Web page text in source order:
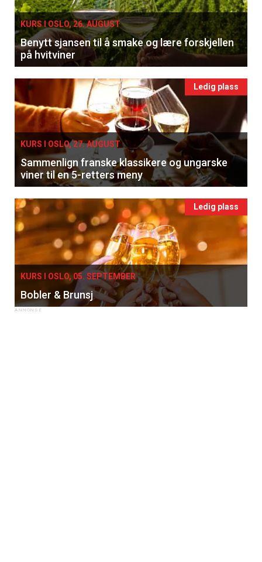
KURS I OSLO, 26. AUGUST
Benytt sjansen til å smake og lære forskjellen
på hvitviner
Ledig plass
KURS I OSLO, 27. AUGUST
Sammenlign franske klassikere og ungarske
viner til en 5-retters meny
Ledig plass
KURS I OSLO, 05. SEPTEMBER
Bobler & Brunsj